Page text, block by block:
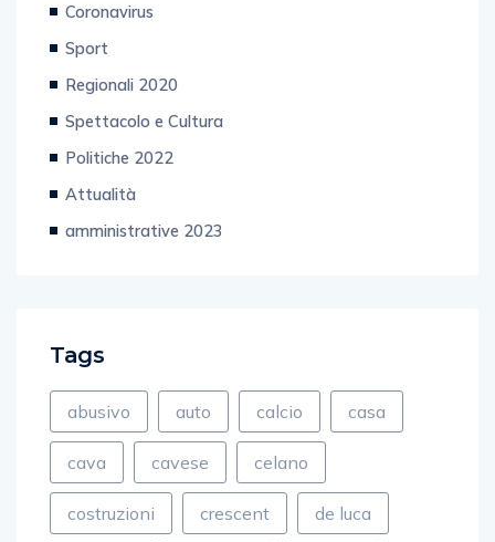
Coronavirus
Sport
Regionali 2020
Spettacolo e Cultura
Politiche 2022
Attualità
amministrative 2023
Tags
abusivo auto calcio casa
cava cavese celano
costruzioni crescent de luca